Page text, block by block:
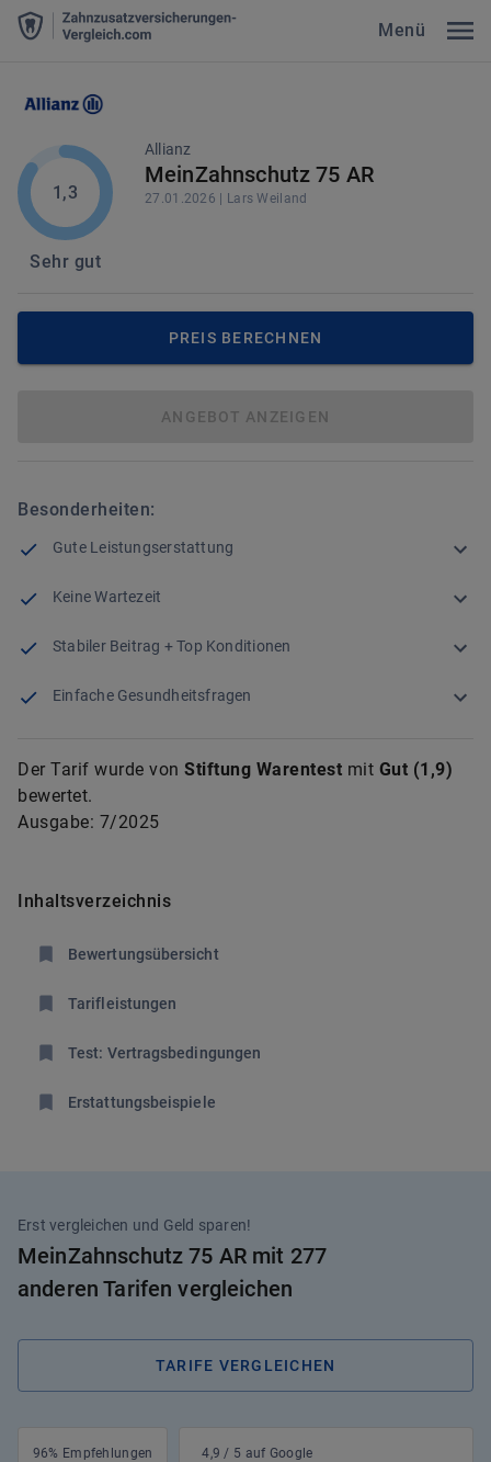
Menü
1,3
Sehr gut
Allianz
MeinZahnschutz 75 AR
27.01.2026 Lars Weiland
PREIS BERECHNEN
ANGEBOT ANZEIGEN
Besonderheiten:
Gute Leistungserstattung
Keine Wartezeit
Stabiler Beitrag + Top Konditionen
Einfache Gesundheitsfragen
Der Tarif wurde von Stiftung Warentest mit Gut (1,9)
bewertet.
Ausgabe: 7/2025
Inhaltsverzeichnis
Bewertungsübersicht
Tarifleistungen
Test: Vertragsbedingungen
Erstattungsbeispiele
Erst vergleichen und Geld sparen!
MeinZahnschutz 75 AR mit 277
anderen Tarifen vergleichen
TARIFE VERGLEICHEN
96% Empfehlungen
4,9 / 5 auf Google